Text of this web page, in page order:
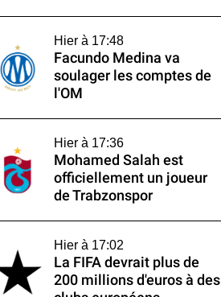
Hier à 17:48
Facundo Medina va
soulager les comptes de
l'OM
Hier à 17:36
Mohamed Salah est
officiellement un joueur
de Trabzonspor
Hier à 17:02
La FIFA devrait plus de
200 millions d'euros à des